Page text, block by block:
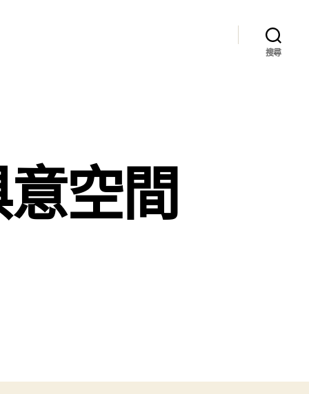
搜尋
空間